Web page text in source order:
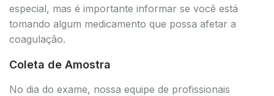
especial, mas é importante informar se você está
tomando algum medicamento que possa afetar a
coagulação.
Coleta de Amostra
No dia do exame, nossa equipe de profissionais